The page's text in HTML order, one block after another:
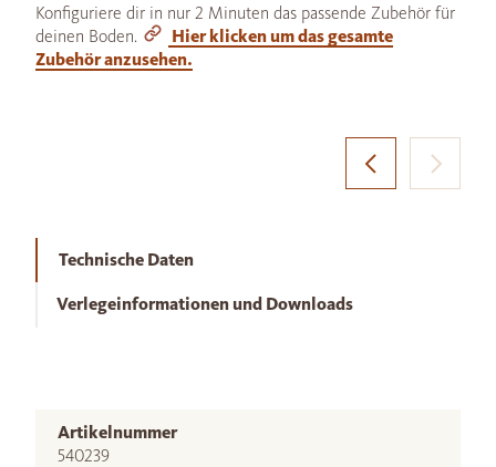
Konfiguriere dir in nur 2 Minuten das passende Zubehör für
deinen Boden.
Hier klicken um das gesamte
Zubehör anzusehen.
Technische Daten
Verlegeinformationen und Downloads
Artikelnummer
540239